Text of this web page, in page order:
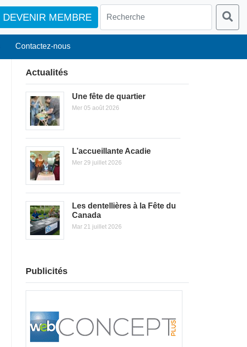
DEVENIR MEMBRE
Contactez-nous
Actualités
Une fête de quartier
Mer 05 août 2026
L’accueillante Acadie
Mer 29 juillet 2026
Les dentellières à la Fête du
Canada
Mar 21 juillet 2026
Publicités